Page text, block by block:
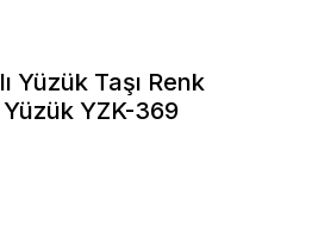
Yüzük Taşı Renk
YZK-369